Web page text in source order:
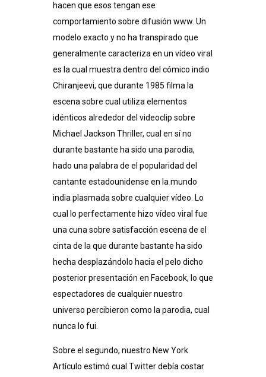
hacen que esos tengan ese
comportamiento sobre difusión www. Un
modelo exacto y no ha transpirado que
generalmente caracteriza en un vídeo viral
es la cual muestra dentro del cómico indio
Chiranjeevi, que durante 1985 filma la
escena sobre cual utiliza elementos
idénticos alrededor del videoclip sobre
Michael Jackson Thriller, cual en sí no
durante bastante ha sido una parodia,
hado una palabra de el popularidad del
cantante estadounidense en la mundo
india plasmada sobre cualquier vídeo. Lo
cual lo perfectamente hizo vídeo viral fue
una cuna sobre satisfacción escena de el
cinta de la que durante bastante ha sido
hecha desplazándolo hacia el pelo dicho
posterior presentación en Facebook, lo que
espectadores de cualquier nuestro
universo percibieron como la parodia, cual
nunca lo fui.
Sobre el segundo, nuestro New York
Artículo estimó cual Twitter debía costar